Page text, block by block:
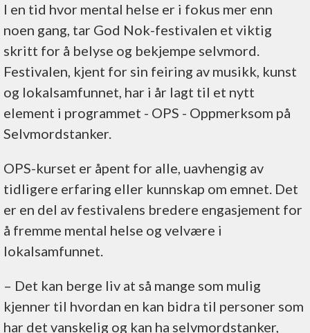
I en tid hvor mental helse er i fokus mer enn
noen gang, tar God Nok-festivalen et viktig
skritt for å belyse og bekjempe selvmord.
Festivalen, kjent for sin feiring av musikk, kunst
og lokalsamfunnet, har i år lagt til et nytt
element i programmet - OPS - Oppmerksom på
Selvmordstanker.
OPS-kurset er åpent for alle, uavhengig av
tidligere erfaring eller kunnskap om emnet. Det
er en del av festivalens bredere engasjement for
å fremme mental helse og velvære i
lokalsamfunnet.
– Det kan berge liv at så mange som mulig
kjenner til hvordan en kan bidra til personer som
har det vanskelig og kan ha selvmordstanker,